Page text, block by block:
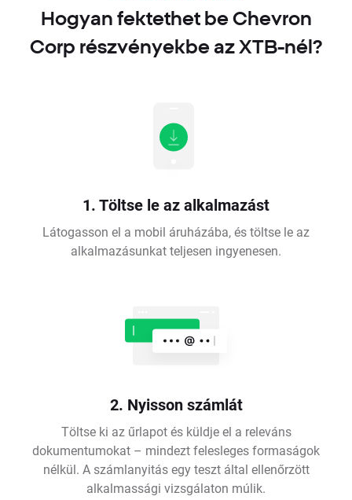
Hogyan fektethet be Chevron
Corp részvényekbe az XTB-nél?
1. Töltse le az alkalmazást
Látogasson el a mobil áruházába, és töltse le az
alkalmazásunkat teljesen ingyenesen.
2. Nyisson számlát
Töltse ki az űrlapot és küldje el a releváns
dokumentumokat – mindezt felesleges formaságok
nélkül. A számlanyitás egy teszt által ellenőrzött
alkalmassági vizsgálaton múlik.